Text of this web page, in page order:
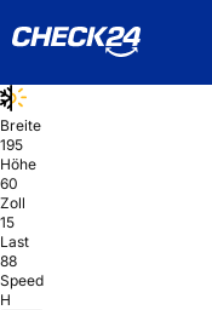
Breite
195
Höhe
60
Zoll
15
Last
88
Speed
H